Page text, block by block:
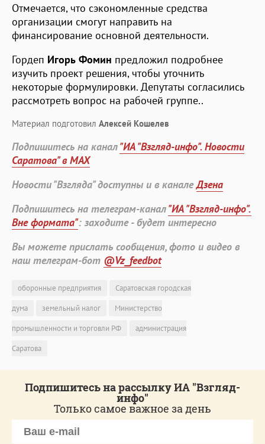
Отмечается, что сэкономленные средства
организации смогут направить на
финансирование основной деятельности.
Гордеп Игорь Фомин предложил подробнее
изучить проект решения, чтобы уточнить
некоторые формулировки. Депутаты согласились
рассмотреть вопрос на рабочей группе..
Материал подготовил Алексей Кошелев
Подпишитесь на канал"ИА "Взгляд-инфо". Новости
Саратова" в MAX
Новости "Взгляда" доступны и в каналеДзена
Подпишитесь на телеграм-канал"ИА "Взгляд-инфо".
Вне формата": заходите - будет интересно
Вы можете прислать сообщения, фото и видео в
наш телеграм-бот @Vz_feedbot
оборонные предприятия
Саратовская городская
дума
земельный налог
Министерство
промышленности и торговли РФ
администрация
Саратова
Подпишитесь на рассылку ИА "Взгляд-
инфо"
Только самое важное за день